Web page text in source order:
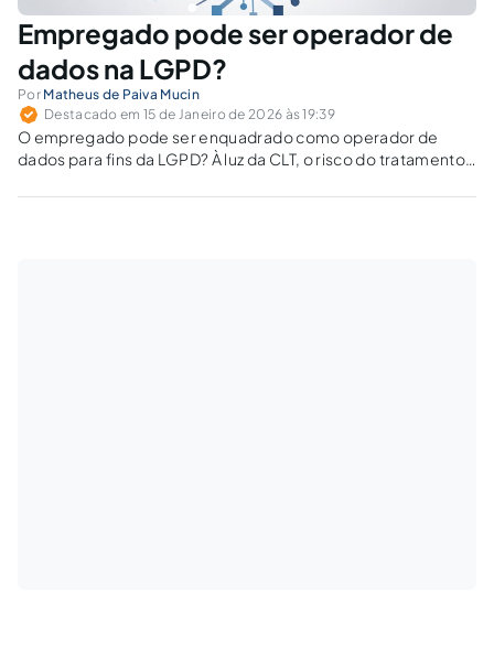
Empregado pode ser operador de
dados na LGPD?
Por Matheus de Paiva Mucin
Destacado em 15 de Janeiro de 2026 às 19:39
O empregado pode ser enquadrado como operador de
dados para fins da LGPD? À luz da CLT, o risco do tratamento